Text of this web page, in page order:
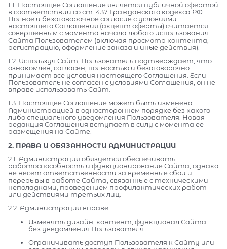
1.1. Настоящее Соглашение является публичной офертой
в соответствии со ст. 437 Гражданского кодекса РФ.
Полное и безоговорочное согласие с условиями
настоящего Соглашения (акцепт оферты) считается
совершенным с момента начала любого использования
Сайта Пользователем (включая просмотр контента,
регистрацию, оформление заказа и иные действия).
1.2. Используя Сайт, Пользователь подтверждает, что
ознакомлен, согласен, полностью и безоговорочно
принимает все условия настоящего Соглашения. Если
Пользователь не согласен с условиями Соглашения, он не
вправе использовать Сайт.
1.3. Настоящее Соглашение может быть изменено
Администрацией в одностороннем порядке без какого-
либо специального уведомления Пользователя. Новая
редакция Соглашения вступает в силу с момента ее
размещения на Сайте.
2. ПРАВА И ОБЯЗАННОСТИ АДМИНИСТРАЦИИ
2.1. Администрация обязуется обеспечивать
работоспособность и функционирование Сайта, однако
не несет ответственности за временные сбои и
перерывы в работе Сайта, связанные с техническими
неполадками, проведением профилактических работ
или действиями третьих лиц.
2.2. Администрация вправе:
Изменять дизайн, контент, функционал Сайта
без уведомления Пользователя.
Ограничивать доступ Пользователя к Сайту или